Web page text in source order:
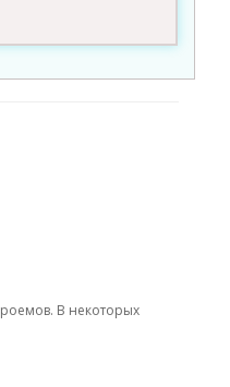
В некоторых